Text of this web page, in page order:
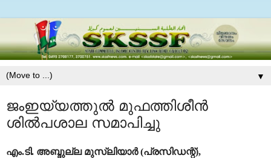
▼
ജംഇയ്യത്തുല്‍ മുഫത്തിശീന്‍
ശില്‍പശാല സമാപിച്ചു
എം.ടി. അബ്ദുല്ല മുസ്‌ലിയാര്‍ (പ്രസിഡന്റ്),